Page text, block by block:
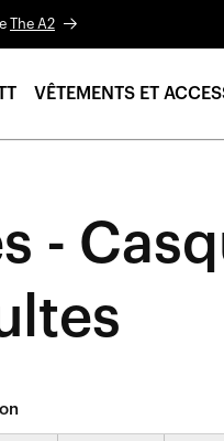
The A2
VÊTEMENTS ET
-